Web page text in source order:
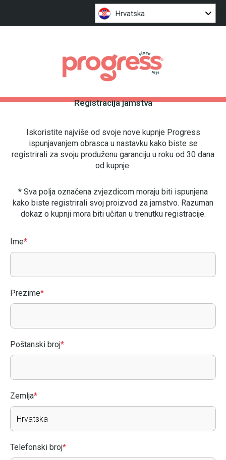
Hrvatska
Registracija jamstva
Iskoristite najviše od svoje nove kupnje Progress
ispunjavanjem obrasca u nastavku kako biste se
registrirali za svoju produženu garanciju u roku od 30 dana
od kupnje.
* Sva polja označena zvjezdicom moraju biti ispunjena
kako biste registrirali svoj proizvod za jamstvo. Razuman
dokaz o kupnji mora biti učitan u trenutku registracije.
Ime*
Prezime*
Poštanski broj*
Zemlja*
Telefonski broj*